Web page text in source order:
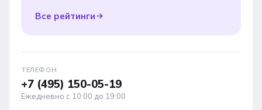
Все рейтинги
ТЕЛЕФОН
+7 (495) 150-05-19
Ежедневно с 10:00 до 19:00